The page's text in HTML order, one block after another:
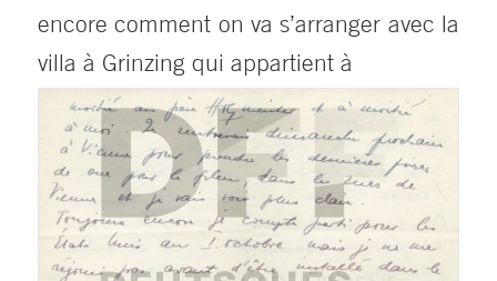
encore comment on va s’arranger avec la
villa à Grinzing qui appartient à